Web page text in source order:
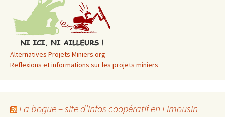
Alternatives Projets Miniers.org
Reflexions et informations sur les projets miniers
La bogue – site d’infos coopératif en Limousin